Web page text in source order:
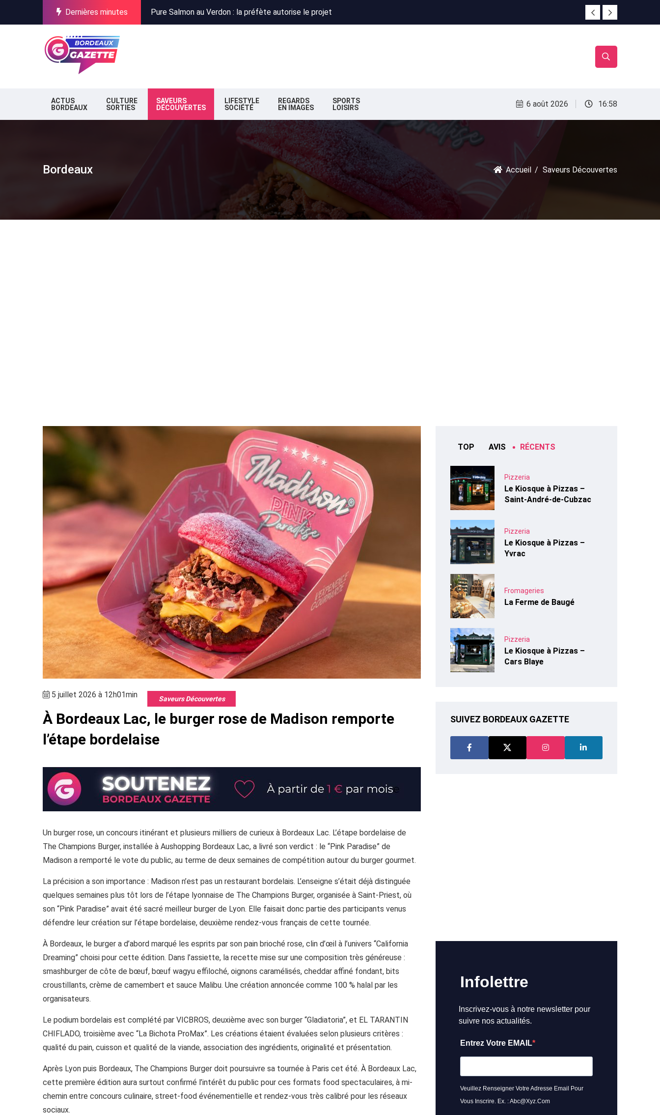
Dernières minutes
Incendies en Gironde : Obispo, Zazie et Renaud réunis pour un concert caritatif à Floirac
Stationnement à Bordeaux : la nouvelle majorité change de cap
ACTUS
BORDEAUX
CULTURE
SORTIES
SAVEURS
DÉCOUVERTES
LIFESTYLE
SOCIÉTÉ
REGARDS
EN IMAGES
SPORTS
LOISIRS
6 août 2026 16:58
Bordeaux Accueil Saveurs Découvertes
5 juillet 2026 à 12h01min Saveurs Découvertes
À Bordeaux Lac, le burger rose de Madison remporte
l’étape bordelaise
Un burger rose, un concours itinérant et plusieurs milliers de curieux à Bordeaux Lac. L’étape bordelaise de
The Champions Burger, installée à Aushopping Bordeaux Lac, a livré son verdict : le “Pink Paradise” de
Madison a remporté le vote du public, au terme de deux semaines de compétition autour du burger gourmet.
La précision a son importance : Madison n’est pas un restaurant bordelais. L’enseigne s’était déjà distinguée
quelques semaines plus tôt lors de l’étape lyonnaise de The Champions Burger, organisée à Saint-Priest, où
son “Pink Paradise” avait été sacré meilleur burger de Lyon. Elle faisait donc partie des participants venus
défendre leur création sur l’étape bordelaise, deuxième rendez-vous français de cette tournée.
À Bordeaux, le burger a d’abord marqué les esprits par son pain brioché rose, clin d’œil à l’univers “California
Dreaming” choisi pour cette édition. Dans l’assiette, la recette mise sur une composition très généreuse :
smashburger de côte de bœuf, bœuf wagyu effiloché, oignons caramélisés, cheddar affiné fondant, bits
croustillants, crème de camembert et sauce Malibu. Une création annoncée comme 100 % halal par les
organisateurs.
Le podium bordelais est complété par VICBROS, deuxième avec son burger “Gladiatoria”, et EL TARANTIN
CHIFLADO, troisième avec “La Bichota ProMax”. Les créations étaient évaluées selon plusieurs critères :
qualité du pain, cuisson et qualité de la viande, association des ingrédients, originalité et présentation.
Après Lyon puis Bordeaux, The Champions Burger doit poursuivre sa tournée à Paris cet été. À Bordeaux Lac,
cette première édition aura surtout confirmé l’intérêt du public pour ces formats food spectaculaires, à mi-
chemin entre concours culinaire, street-food événementielle et rendez-vous très calibré pour les réseaux
sociaux.
TOP AVIS RÉCENTS
Pizzeria
Le Kiosque à Pizzas –
Saint-André-de-Cubzac
Pizzeria
Le Kiosque à Pizzas –
Yvrac
Fromageries
La Ferme de Baugé
Pizzeria
Le Kiosque à Pizzas –
Cars Blaye
SUIVEZ BORDEAUX GAZETTE
Infolettre
Inscrivez-vous à notre newsletter pour
suivre nos actualités.
Entrez Votre EMAIL
Veuillez Renseigner Votre Adresse Email Pour
Vous Inscrire. Ex. : Abc@xyz.com